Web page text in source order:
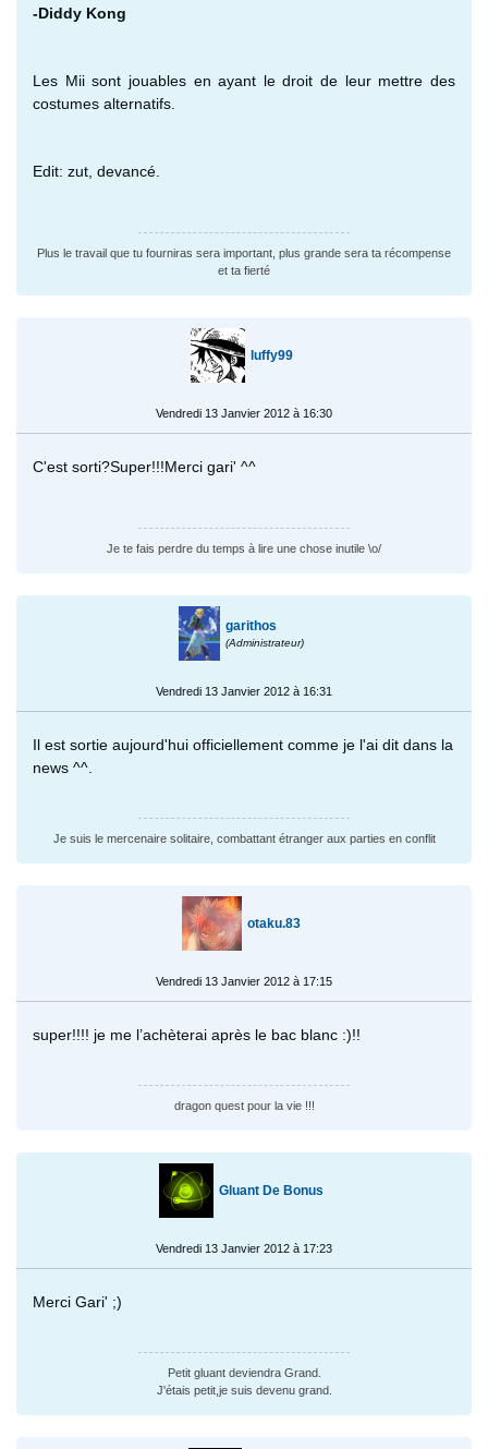
-Diddy Kong
Les Mii sont jouables en ayant le droit de leur mettre des
costumes alternatifs.
Edit: zut, devancé.
Plus le travail que tu fourniras sera important, plus grande sera ta récompense
et ta fierté
luffy99
Vendredi 13 Janvier 2012 à 16:30
C'est sorti?Super!!!Merci gari' ^^
Je te fais perdre du temps à lire une chose inutile \o/
garithos
(Administrateur)
Vendredi 13 Janvier 2012 à 16:31
Il est sortie aujourd'hui officiellement comme je l'ai dit dans la
news ^^.
Je suis le mercenaire solitaire, combattant étranger aux parties en conflit
otaku.83
Vendredi 13 Janvier 2012 à 17:15
super!!!! je me l’achèterai après le bac blanc :)!!
dragon quest pour la vie !!!
Gluant De Bonus
Vendredi 13 Janvier 2012 à 17:23
Merci Gari' ;)
Petit gluant deviendra Grand.
J'étais petit,je suis devenu grand.